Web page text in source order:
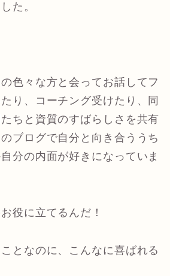
た。
色々な方と会ってお話してフ
り、コーチング受けたり、同
ちと資質のすばらしさを共有
ブログで自分と向き合ううち
分の内面が好きになっていま
役に立てるんだ！
となのに、こんなに喜ばれる